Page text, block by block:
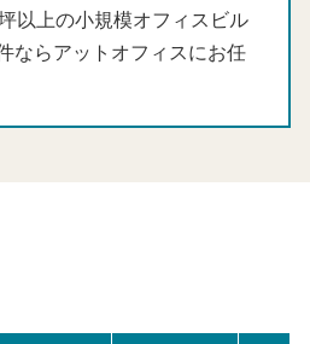
以上の小規模オフィスビル
ならアットオフィスにお任